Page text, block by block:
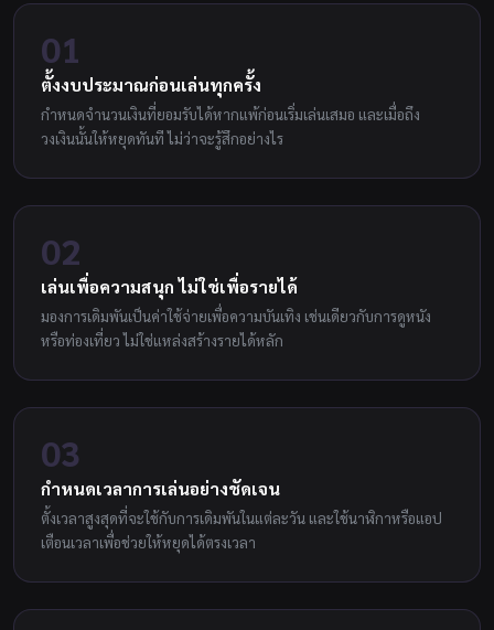
01
ตั้งงบประมาณก่อนเล่นทุกครั้ง
กำหนดจำนวนเงินที่ยอมรับได้หากแพ้ก่อนเริ่มเล่นเสมอ และเมื่อถึง
วงเงินนั้นให้หยุดทันที ไม่ว่าจะรู้สึกอย่างไร
02
เล่นเพื่อความสนุก ไม่ใช่เพื่อรายได้
มองการเดิมพันเป็นค่าใช้จ่ายเพื่อความบันเทิง เช่นเดียวกับการดูหนัง
หรือท่องเที่ยว ไม่ใช่แหล่งสร้างรายได้หลัก
03
กำหนดเวลาการเล่นอย่างชัดเจน
ตั้งเวลาสูงสุดที่จะใช้กับการเดิมพันในแต่ละวัน และใช้นาฬิกาหรือแอป
เตือนเวลาเพื่อช่วยให้หยุดได้ตรงเวลา